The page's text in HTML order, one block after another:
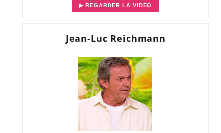
▶ REGARDER LA VIDÉO
Jean-Luc Reichmann